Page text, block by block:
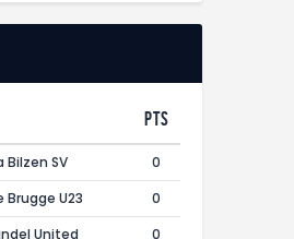
Pts
Bilzen SV
0
Brugge U23
0
United 0